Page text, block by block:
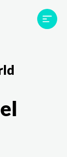
Proyectos
Testimonios
TWR World